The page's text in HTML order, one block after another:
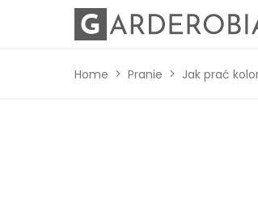
Home Pranie Jak prać